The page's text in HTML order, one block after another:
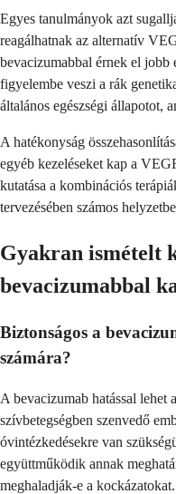
Egyes tanulmányok azt
reagálhatnak az alternatív
bevacizumabbal érnek el
figyelembe veszi a rák
általános egészségi állapotot,
A hatékonyság
egyéb kezeléseket kap a
kutatása a kombinációs
tervezésében számos
Gyakran ismételt
bevacizumabbal
Biztonságos a
számára?
A bevacizumab hatással lehet
szívbetegségben szenvedő
óvintézkedésekre van
együttműködik annak
meghaladják-e a kockázatokat.